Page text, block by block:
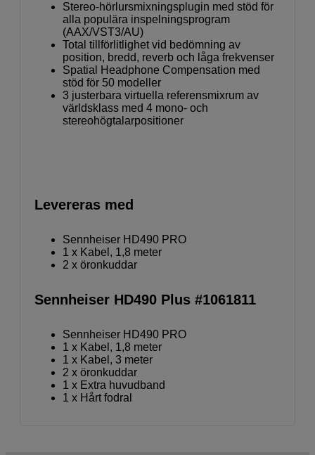
Stereo-hörlursmixningsplugin med stöd för
alla populära inspelningsprogram
(AAX/VST3/AU)
Total tillförlitlighet vid bedömning av
position, bredd, reverb och låga frekvenser
Spatial Headphone Compensation med
stöd för 50 modeller
3 justerbara virtuella referensmixrum av
världsklass med 4 mono- och
stereohögtalarpositioner
Levereras med
Sennheiser HD490 PRO
1 x Kabel, 1,8 meter
2 x öronkuddar
Sennheiser HD490 Plus #1061811
Sennheiser HD490 PRO
1 x Kabel, 1,8 meter
1 x Kabel, 3 meter
2 x öronkuddar
1 x Extra huvudband
1 x Hårt fodral